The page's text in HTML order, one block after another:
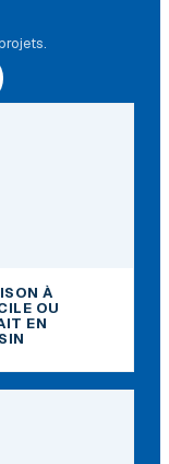
À
OU
EN